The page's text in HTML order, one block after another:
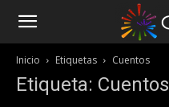
Inicio Etiquetas Cuentos
Etiqueta: Cuentos